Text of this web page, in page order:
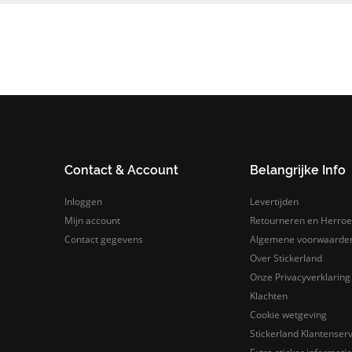
Contact & Account
Inloggen
Mijn account
Contact gegevens
Belangrijke Info
Levertijden
Retourneren en
Algemene
Over Stickerland
Onze Privacyverklaring
Klachten
Cookie wetgeving
Stickerland